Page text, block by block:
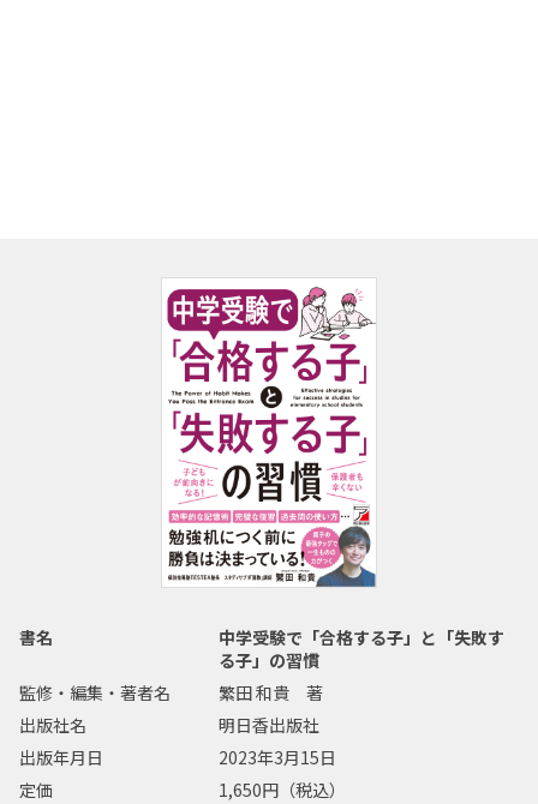
書名
中学受験で「合格する子」と「失敗す
る子」の習慣
監修・編集・著者名
繁田 和貴 著
出版社名
明日香出版社
出版年月日
2023年3月15日
定価
1,650円（税込）